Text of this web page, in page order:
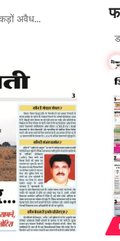
अवैध…